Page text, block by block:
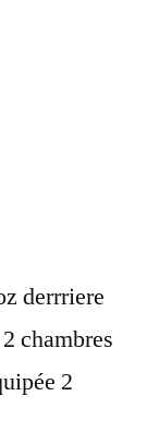
derrriere
chambres
2